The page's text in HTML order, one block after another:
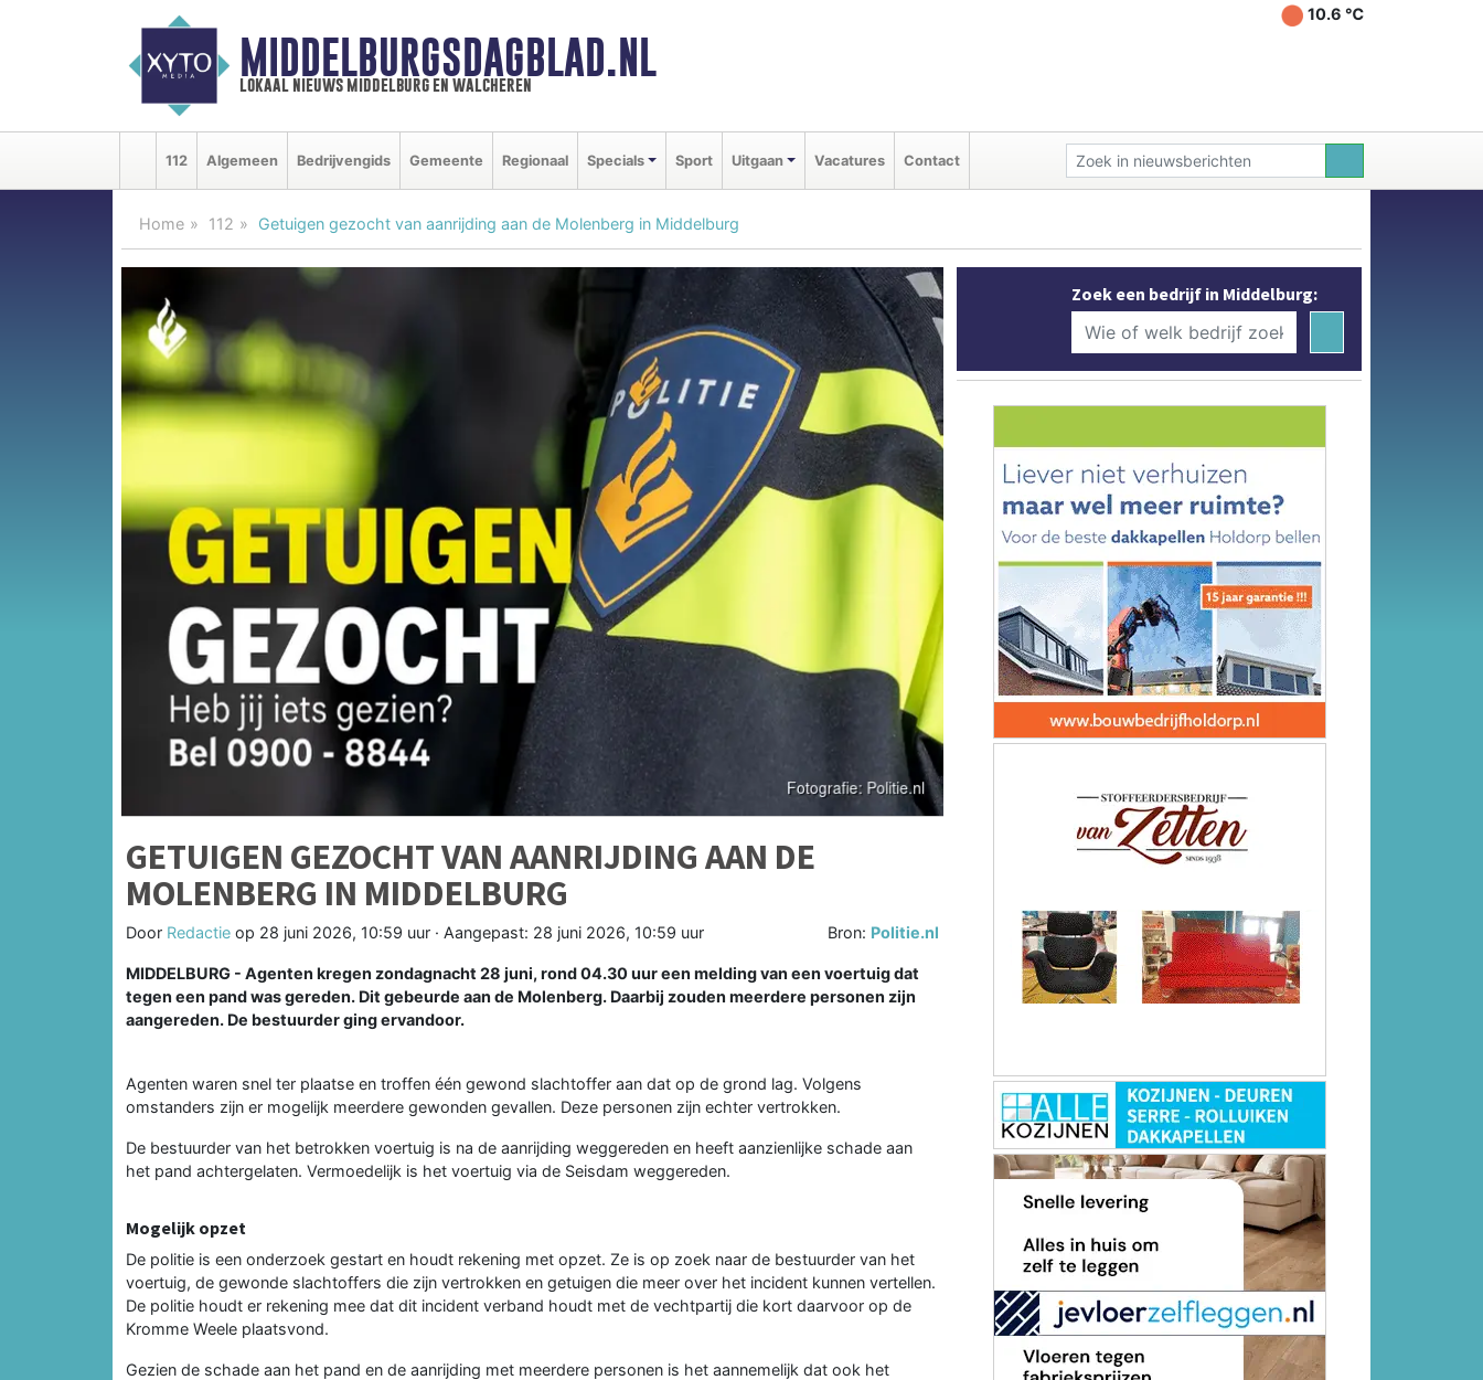
MIDDELBURGSDAGBLAD.NL
lokaal nieuws middelburg en walcheren
10.6 ℃
112 Algemeen Bedrijvengids Gemeente Regionaal Specials Sport Uitgaan Vacatures Contact
Home 112 Getuigen gezocht van aanrijding aan de Molenberg in Middelburg
GETUIGEN GEZOCHT VAN AANRIJDING AAN DE
MOLENBERG IN MIDDELBURG
Door Redactie op 28 juni 2026, 10:59 uur · Aangepast: 28 juni 2026, 10:59 uur Bron: Politie.nl
MIDDELBURG - Agenten kregen zondagnacht 28 juni, rond 04.30 uur een melding van een voertuig dat
tegen een pand was gereden. Dit gebeurde aan de Molenberg. Daarbij zouden meerdere personen zijn
aangereden. De bestuurder ging ervandoor.
Agenten waren snel ter plaatse en troffen één gewond slachtoffer aan dat op de grond lag. Volgens
omstanders zijn er mogelijk meerdere gewonden gevallen. Deze personen zijn echter vertrokken.
De bestuurder van het betrokken voertuig is na de aanrijding weggereden en heeft aanzienlijke schade aan
het pand achtergelaten. Vermoedelijk is het voertuig via de Seisdam weggereden.
Mogelijk opzet
De politie is een onderzoek gestart en houdt rekening met opzet. Ze is op zoek naar de bestuurder van het
voertuig, de gewonde slachtoffers die zijn vertrokken en getuigen die meer over het incident kunnen vertellen.
De politie houdt er rekening mee dat dit incident verband houdt met de vechtpartij die kort daarvoor op de
Kromme Weele plaatsvond.
Gezien de schade aan het pand en de aanrijding met meerdere personen is het aannemelijk dat ook het
Zoek een bedrijf in Middelburg: